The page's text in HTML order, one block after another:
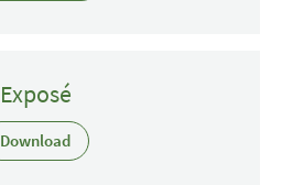
Exposé
Download